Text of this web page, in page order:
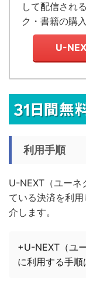
して配信され
ク・書籍の購
U-
利用手順
U-NEXT（ユーネ
ている決済を利
介します。
+U-NEXT（ユ
に利用する手